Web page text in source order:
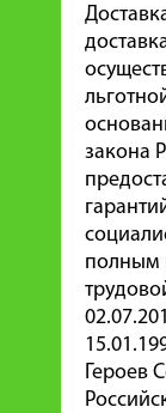
закона
полным
Героев